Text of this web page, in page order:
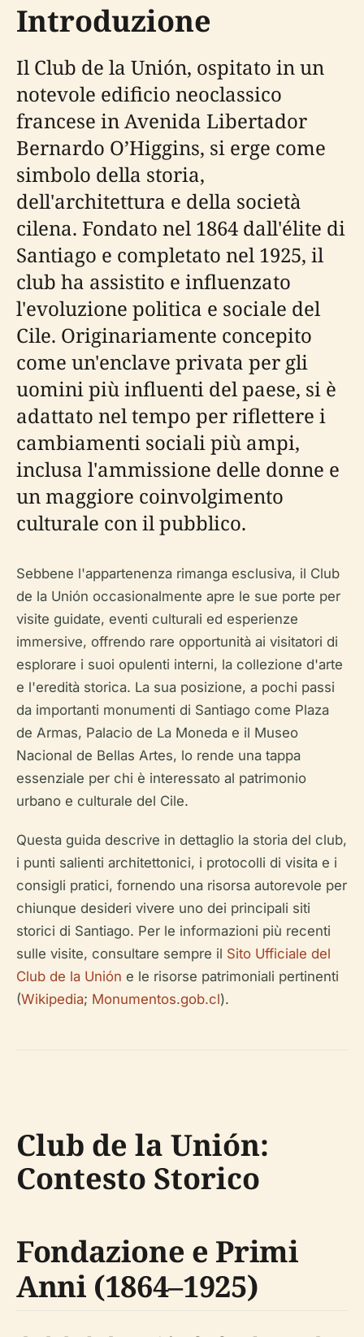
Introduzione
Il Club de la Unión, ospitato in un
notevole edificio neoclassico
francese in Avenida Libertador
Bernardo O’Higgins, si erge come
simbolo della storia,
dell'architettura e della società
cilena. Fondato nel 1864 dall'élite di
Santiago e completato nel 1925, il
club ha assistito e influenzato
l'evoluzione politica e sociale del
Cile. Originariamente concepito
come un'enclave privata per gli
uomini più influenti del paese, si è
adattato nel tempo per riflettere i
cambiamenti sociali più ampi,
inclusa l'ammissione delle donne e
un maggiore coinvolgimento
culturale con il pubblico.
Sebbene l'appartenenza rimanga esclusiva, il Club
de la Unión occasionalmente apre le sue porte per
visite guidate, eventi culturali ed esperienze
immersive, offrendo rare opportunità ai visitatori di
esplorare i suoi opulenti interni, la collezione d'arte
e l'eredità storica. La sua posizione, a pochi passi
da importanti monumenti di Santiago come Plaza
de Armas, Palacio de La Moneda e il Museo
Nacional de Bellas Artes, lo rende una tappa
essenziale per chi è interessato al patrimonio
urbano e culturale del Cile.
Questa guida descrive in dettaglio la storia del club,
i punti salienti architettonici, i protocolli di visita e i
consigli pratici, fornendo una risorsa autorevole per
chiunque desideri vivere uno dei principali siti
storici di Santiago. Per le informazioni più recenti
sulle visite, consultare sempre il Sito Ufficiale del
Club de la Unión e le risorse patrimoniali pertinenti
(Wikipedia; Monumentos.gob.cl).
Club de la Unión:
Contesto Storico
Fondazione e Primi
Anni (1864–1925)